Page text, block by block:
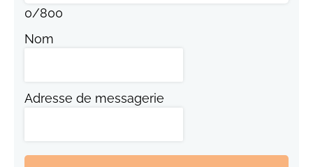
0/800
Nom
Adresse de messagerie